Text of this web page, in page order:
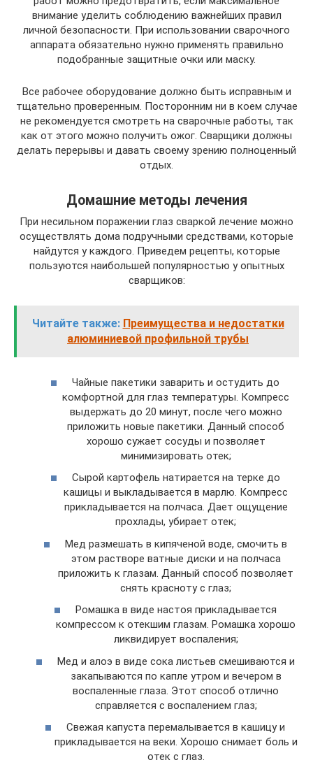
внимание уделить соблюдению важнейших правил
личной безопасности. При использовании сварочного
аппарата обязательно нужно применять правильно
подобранные защитные очки или маску.
Все рабочее оборудование должно быть исправным и
тщательно проверенным. Посторонним ни в коем случае
не рекомендуется смотреть на сварочные работы, так
как от этого можно получить ожог. Сварщики должны
делать перерывы и давать своему зрению полноценный
отдых.
Домашние методы лечения
При несильном поражении глаз сваркой лечение можно
осуществлять дома подручными средствами, которые
найдутся у каждого. Приведем рецепты, которые
пользуются наибольшей популярностью у опытных
сварщиков:
Читайте также: Преимущества и недостатки
алюминиевой профильной трубы
Чайные пакетики заварить и остудить до
комфортной для глаз температуры. Компресс
выдержать до 20 минут, после чего можно
приложить новые пакетики. Данный способ
хорошо сужает сосуды и позволяет
минимизировать отек;
Сырой картофель натирается на терке до
кашицы и выкладывается в марлю. Компресс
прикладывается на полчаса. Дает ощущение
прохлады, убирает отек;
Мед размешать в кипяченой воде, смочить в
этом растворе ватные диски и на полчаса
приложить к глазам. Данный способ позволяет
снять красноту с глаз;
Ромашка в виде настоя прикладывается
компрессом к отекшим глазам. Ромашка хорошо
ликвидирует воспаления;
Мед и алоэ в виде сока листьев смешиваются и
закапываются по капле утром и вечером в
воспаленные глаза. Этот способ отлично
справляется с воспалением глаз;
Свежая капуста перемалывается в кашицу и
прикладывается на веки. Хорошо снимает боль и
отек с глаз.